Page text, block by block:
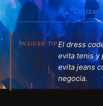
Cotizar
INSIDER TIPEl dress
evita tenis y
evita jeans
negocia.